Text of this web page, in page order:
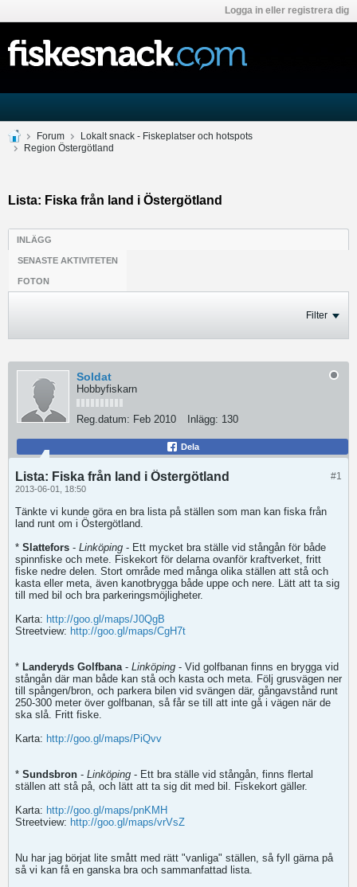
Logga in eller registrera dig
Forum
Lokalt snack - Fiskeplatser och hotspots
Region Östergötland
Lista: Fiska från land i Östergötland
INLÄGG
SENASTE AKTIVITETEN
FOTON
Filter
Soldat
Hobbyfiskarn
Reg.datum: Feb 2010 Inlägg: 130
Dela
#1
Lista: Fiska från land i Östergötland
2013-06-01, 18:50
Tänkte vi kunde göra en bra lista på ställen som man kan fiska från
land runt om i Östergötland.
* Slattefors - Linköping - Ett mycket bra ställe vid stångån för både
spinnfiske och mete. Fiskekort för delarna ovanför kraftverket, fritt
fiske nedre delen. Stort område med många olika ställen att stå och
kasta eller meta, även kanotbrygga både uppe och nere. Lätt att ta sig
till med bil och bra parkeringsmöjligheter.
Karta: http://goo.gl/maps/J0QgB
Streetview: http://goo.gl/maps/CgH7t
* Landeryds Golfbana- Linköping - Vid golfbanan finns en brygga vid
stångån där man både kan stå och kasta och meta. Följ grusvägen ner
till spången/bron, och parkera bilen vid svängen där, gångavstånd runt
250-300 meter över golfbanan, så får se till att inte gå i vägen när de
ska slå. Fritt fiske.
Karta: http://goo.gl/maps/PiQvv
* Sundsbron - Linköping - Ett bra ställe vid stångån, finns flertal
ställen att stå på, och lätt att ta sig dit med bil. Fiskekort gäller.
Karta: http://goo.gl/maps/pnKMH
Streetview: http://goo.gl/maps/vrVsZ
Nu har jag börjat lite smått med rätt "vanliga" ställen, så fyll gärna på
så vi kan få en ganska bra och sammanfattad lista.